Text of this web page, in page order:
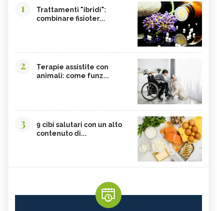
1
Trattamenti "ibridi":
combinare fisioter...
2
Terapie assistite con
animali: come funz...
3
9 cibi salutari con un alto
contenuto di...